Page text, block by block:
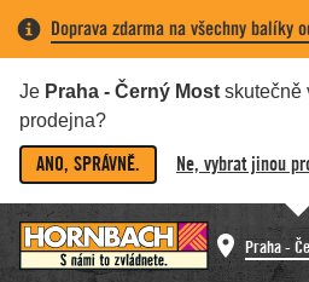
Doprava zdarma na všechny balíky
Je Praha - Černý Most skutečně
prodejna?
ANO, SPRÁVNĚ. Ne, vybrat jinou
Praha -